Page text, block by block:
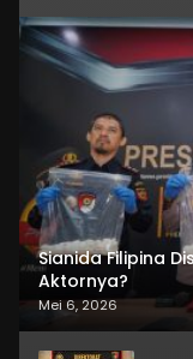
Sianida Filipina
Aktornya?
Mei 6, 2026